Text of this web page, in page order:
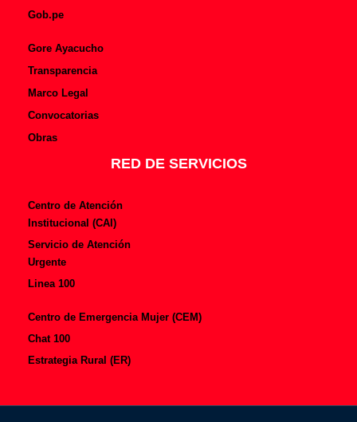
Gob.pe
Gore Ayacucho
Transparencia
Marco Legal
Convocatorias
Obras
RED DE SERVICIOS
Centro de Atención
Institucional (CAI)
Servicio de Atención
Urgente
Linea 100
Centro de Emergencia Mujer (CEM)
Chat 100
Estrategia Rural (ER)